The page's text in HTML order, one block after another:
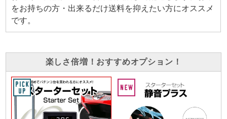
をお持ちの方・出来るだけ送料を抑えたい方にオススメ
です。
楽しさ倍増！おすすめオプション！